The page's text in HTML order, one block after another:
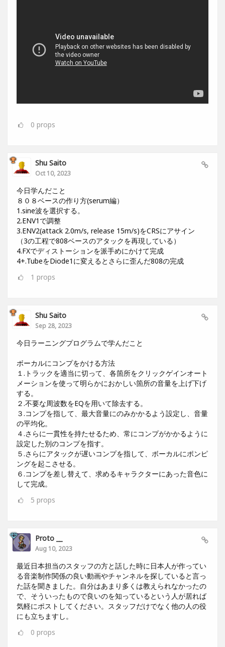
0 props
Shu Saito
Oct 10, 2023
今日学んだこと
８０８ベースの作り方(serum編）
1.sine波を選択する。
2.ENV1で調整
3.ENV2(attack 2.0m/s, release 15m/s)をCRSにアサイン
（3の工程で808ベースのアタックを再現している）
4.FXでディストーションを派手めにかけて完成
4+.TubeをDiode1に変えるとさらに歪んだ808の完成
1 props
Shu Saito
Sep 28, 2023
今日ラーニングプログラムで学んだこと
ボーカルにコンプをかける方法
１.トラックを適当に切って、各箇所をクリックゲインオート
メーションを使って明らかにおかしい箇所の音量を上げ下げ
する。
２.不要な周波数をEQを用いて除去する。
３.コンプを指して、最大音量にのみかかるよう設定し、音量
の平均化。
４.さらに一貫性を持たせるため、常にコンプがかかるように
設定した別のコンプを指す。
５.さらにアタックが遅いコンプを指して、ボーカルにポンピ
ングを起こさせる。
６.コンプを差し替えて、求めるキャラクターにあった音色に
して完成。
5 props
Proto __
Aug 10, 2023
最近日本担当のスタッフの方と話した時に日本人が作ってい
る音楽制作関係の良い動画やチャンネルを探していると言っ
た話を聞きました。自分はあまり多くは教えられなかったの
で、そういったもので良いのを知っているという人が居れば
気軽にポストしてください。スタッフだけでなく他の人の役
にも立ちますし。
0 props